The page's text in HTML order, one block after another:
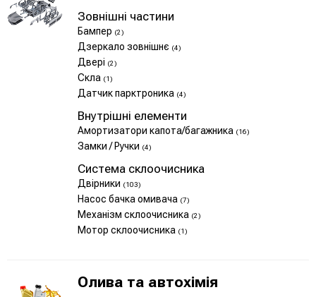
Зовнішні частини
Бампер (2)
Дзеркало зовнішнє (4)
Двері (2)
Скла (1)
Датчик парктроника (4)
Внутрішні елементи
Амортизатори капота/багажника (16)
Замки / Ручки (4)
Система склоочисника
Двірники (103)
Насос бачка омивача (7)
Механізм склоочисника (2)
Мотор склоочисника (1)
Олива та автохімія